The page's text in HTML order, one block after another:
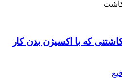
که با اکسیژن بدن کار